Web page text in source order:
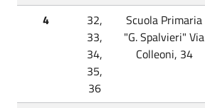
4
32,
33,
34,
35,
36
Scuola Primaria
"G. Spalvieri" Via
Colleoni, 34